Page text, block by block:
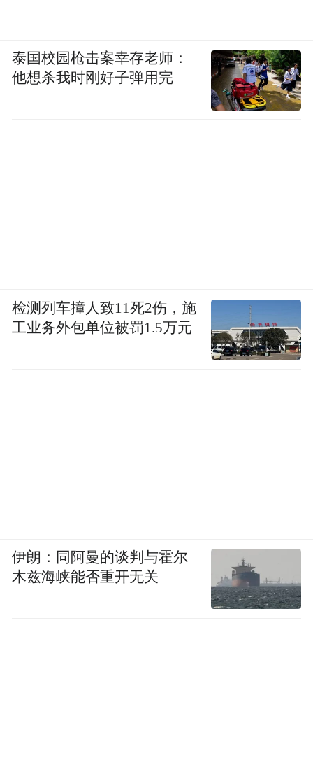
泰国校园枪击案幸存老师：
他想杀我时刚好子弹用完
检测列车撞人致11死2伤，施
工业务外包单位被罚1.5万元
伊朗：同阿曼的谈判与霍尔
木兹海峡能否重开无关